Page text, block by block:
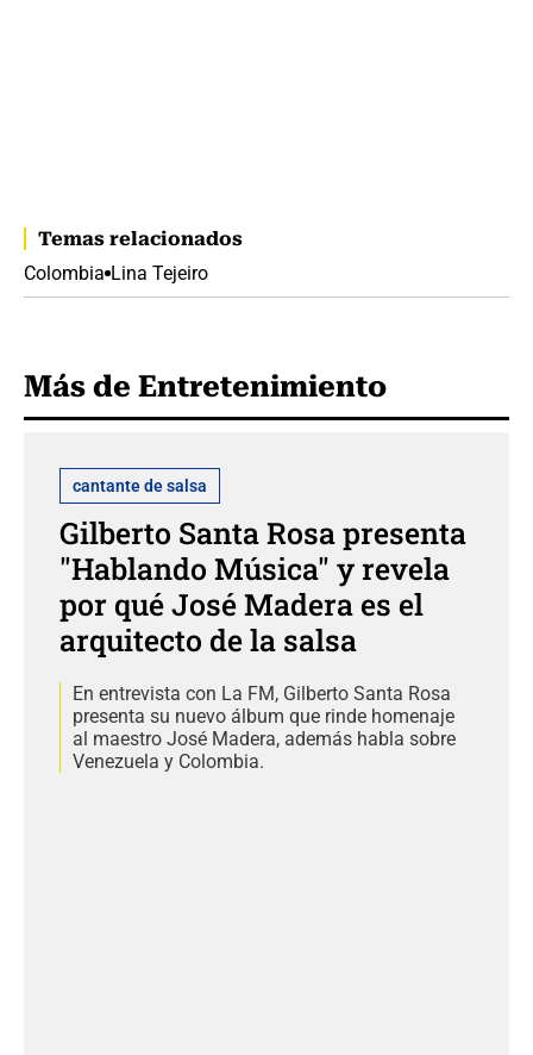
Temas relacionados
Colombia Lina Tejeiro
Más de Entretenimiento
cantante de salsa
Gilberto Santa Rosa presenta
"Hablando Música" y revela
por qué José Madera es el
arquitecto de la salsa
En entrevista con La FM, Gilberto Santa Rosa
presenta su nuevo álbum que rinde homenaje
al maestro José Madera, además habla sobre
Venezuela y Colombia.